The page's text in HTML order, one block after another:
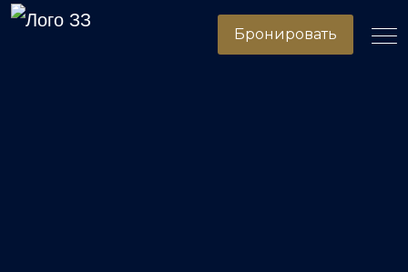
Бронировать